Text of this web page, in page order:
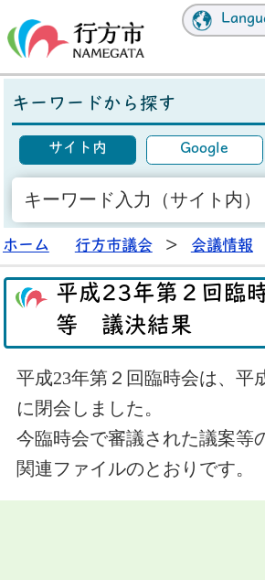
キーワードから探す
サイト内 Google
ホーム 行方市議会 > 会議情報
平成23年第２回臨
等 議決結果
平成23年第２回臨時会は、平
に閉会しました。
今臨時会で審議された議案等
関連ファイルのとおりです。